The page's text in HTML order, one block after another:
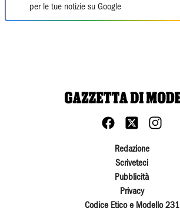
per le tue notizie su Google
Redazione
Scriveteci
Pubblicità
Privacy
Codice Etico e Modello 231